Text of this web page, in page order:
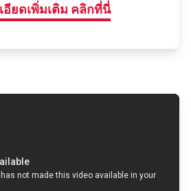
อียดเพิ่มเติม คลิกที่นี่